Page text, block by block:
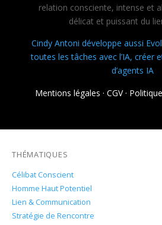
relation consciente, intense et
délicat et puissant du
Cindy Antoni développe aussi
toutes les tâches avec l’IA, créer
d’agents IA
Mentions légales · CGV·
THÉMATIQUES
Célibat Conscient
Homme Haut Potentiel
Lien & Communication
Stratégie de Rencontre